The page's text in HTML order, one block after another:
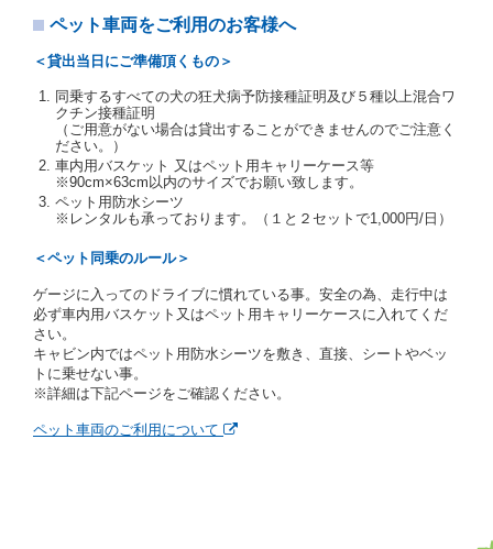
注２）運転免許証とは、道路交通法第９２条に規定
される運転免許証のうち、道路交通法施行規則第１
９条別記様式第１４の書式の運転免許証をいいま
す。
当社は、貸渡契約の締結にあたり、借受人及び運転者
に対し、運転免許証のほかに本人確認ができる書類の
提示を求め、及び提出された書類の写しをとることが
あります。
当社は、貸渡契約の締結にあたり、借受期間中に借受
人及び運転者と連絡するための携帯電話番号等の告知
を求めます。
レジットカード若しくは現金による支払いを求め、又
借受人は契約後の借受期間の延長はできないものとし
ます。
当社は、借受人又は運転者が前3項に従わない場合
は、貸渡契約の締結を拒絶するとともに、予約を取消
すことができるものとします。なお、この場合の予約
のとします。
ペット車両をご利用のお客様へ
＜貸出当日にご準備頂くもの＞
同乗するすべての犬の狂犬病予防接種証明及び５種以上混合ワ
クチン接種証明
（ご用意がない場合は貸出することができませんのでご注意く
ださい。）
車内用バスケット 又はペット用キャリーケース等
※90cm×63cm以内のサイズでお願い致します。
ペット用防水シーツ
※レンタルも承っております。（１と２セットで1,000円/日）
＜ペット同乗のルール＞
ゲージに入ってのドライブに慣れている事。安全の為、走行中は
必ず車内用バスケット又はペット用キャリーケースに入れてくだ
さい。
キャビン内ではペット用防水シーツを敷き、直接、シートやベッ
トに乗せない事。
※詳細は下記ページをご確認ください。
ペット車両のご利用について